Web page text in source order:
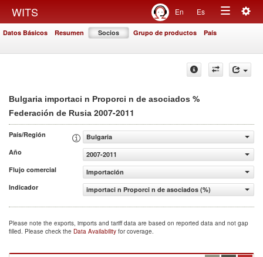
WITS En Es
Toggle
Datos Básicos Resumen Socios Grupo de productos País
Bulgaria importaci n Proporci n de asociados %
Federación de Rusia 2007-2011
País/Región
Bulgaria
Año
2007-2011
Flujo comercial
Importación
Indicador
importaci n Proporci n de asociados (%)
Please note the exports, imports and tariff data are based on reported data and not gap
filled. Please check the Data Availability for coverage.